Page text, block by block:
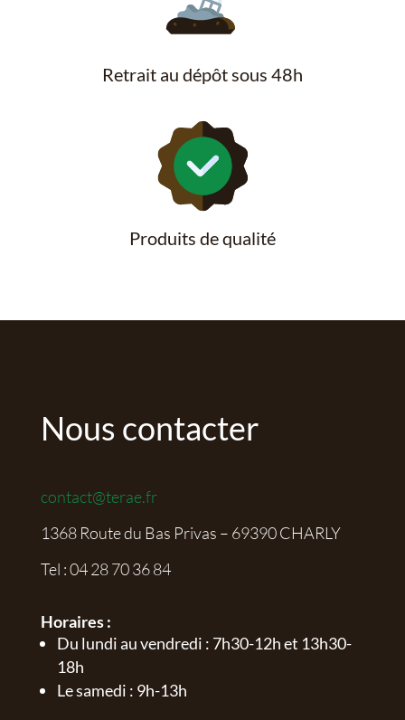
Retrait au dépôt sous 48h
Produits de qualité
Nous contacter
contact@terae.fr
1368 Route du Bas Privas – 69390 CHARLY
Tel :04 28 70 36 84
Horaires :
Du lundi au vendredi : 7h30-12h et 13h30-
18h
Le samedi : 9h-13h